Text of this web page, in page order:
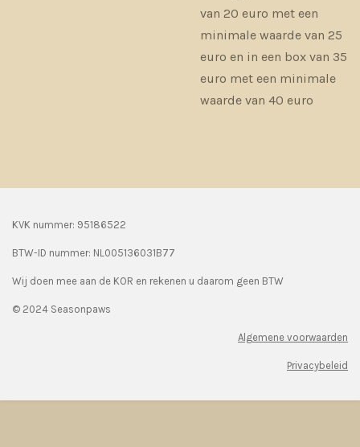
van 20 euro met een
minimale waarde van 25
euro en in een box van 35
euro met een minimale
waarde van 40 euro
KVK nummer: 95186522
BTW-ID nummer: NL005136031B77
Wij doen mee aan de KOR en rekenen u daarom geen BTW
© 2024 Seasonpaws
Algemene voorwaarden
Privacybeleid